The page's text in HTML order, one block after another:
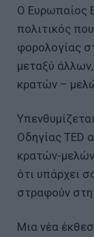
Ο Ευρωπαίος
πολιτικός
φορολογίας
μεταξύ
κρατών –
Οδηγίας TED
κρατών-
ότι υπάρχει
στραφούν στη
Μια νέα